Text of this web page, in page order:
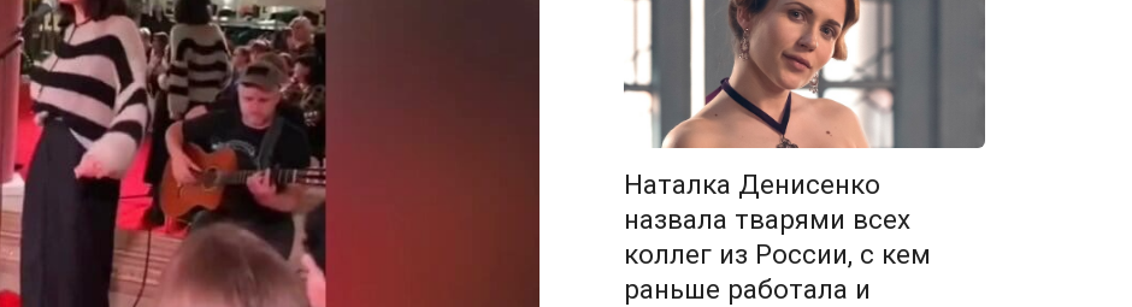
Наталка Денисенко
назвала тварями всех
коллег из России, с кем
раньше работала и